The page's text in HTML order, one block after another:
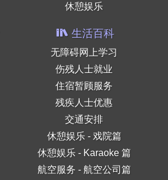
休憩娱乐
生活百科
无障碍网上学习
伤残人士就业
住宿暂顾服务
残疾人士优惠
交通安排
休憩娱乐 - 戏院篇
休憩娱乐 - Karaoke 篇
航空服务 - 航空公司篇